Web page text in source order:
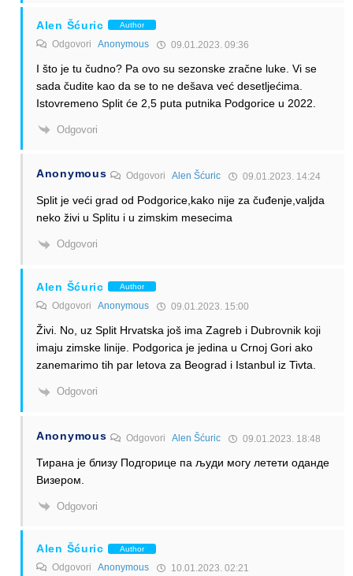
Alen Šćuric Author
Odgovori Anonymous 09.01.2023. 09:36
I što je tu čudno? Pa ovo su sezonske zračne luke. Vi se
sada čudite kao da se to ne dešava već desetljećima.
Istovremeno Split će 2,5 puta putnika Podgorice u 2022.
Odgovori
Anonymous OdgovoriAlen Šćuric 09.01.2023. 14:24
Split je veći grad od Podgorice,kako nije za čuđenje,valjda
neko živi u Splitu i u zimskim mesecima
Odgovori
Alen Šćuric Author
Odgovori Anonymous 09.01.2023. 15:00
Živi. No, uz Split Hrvatska još ima Zagreb i Dubrovnik koji
imaju zimske linije. Podgorica je jedina u Crnoj Gori ako
zanemarimo tih par letova za Beograd i Istanbul iz Tivta.
Odgovori
Anonymous OdgovoriAlen Šćuric 09.01.2023. 18:48
Тирана је близу Подгорице па људи могу летети оданде
Визером.
Odgovori
Alen Šćuric Author
Odgovori Anonymous 10.01.2023. 02:21